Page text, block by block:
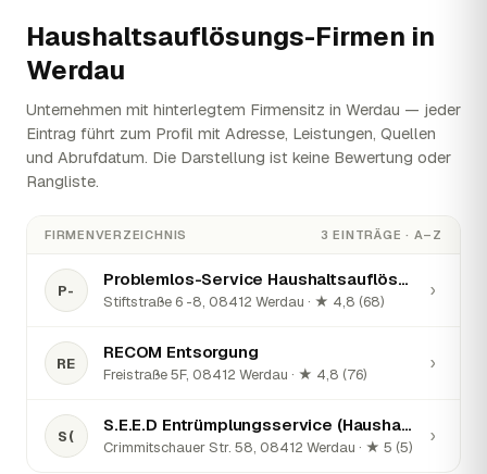
Haushaltsauflösungs-Firmen in
Werdau
Unternehmen mit hinterlegtem Firmensitz in Werdau — jeder
Eintrag führt zum Profil mit Adresse, Leistungen, Quellen
und Abrufdatum. Die Darstellung ist keine Bewertung oder
Rangliste.
FIRMENVERZEICHNIS 3 EINTRÄGE · A–Z
P-
Problemlos-Service Haushaltsauflösungen - seit 1999 -
Stiftstraße 6 -8, 08412 Werdau · ★ 4,8 (68)
›
RE
RECOM Entsorgung
Freistraße 5F, 08412 Werdau · ★ 4,8 (76)
›
S(
S.E.E.D Entrümplungsservice (Haushaltsauflösungen)
Crimmitschauer Str. 58, 08412 Werdau · ★ 5 (5)
›